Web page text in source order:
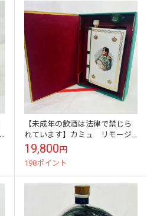
【未成年の飲酒は法律で禁じら
れています】カミュ リモージ
ュ ナポレオン ブック700ｍｌ
40度箱入り 白 胸像
19,800円
198ポイント